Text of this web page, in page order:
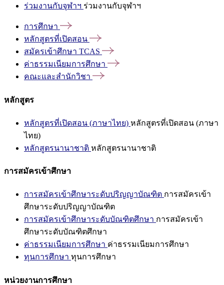
ร่วมงานกับจุฬาฯ ร่วมงานกับจุฬาฯ
การศึกษา
หลักสูตรที่เปิดสอน
สมัครเข้าศึกษา TCAS
ค่าธรรมเนียมการศึกษา
คณะและสำนักวิชา
หลักสูตร
หลักสูตรที่เปิดสอน (ภาษาไทย) หลักสูตรที่เปิดสอน (ภาษา
ไทย)
หลักสูตรนานาชาติ หลักสูตรนานาชาติ
การสมัครเข้าศึกษา
การสมัครเข้าศึกษาระดับปริญญาบัณฑิต การสมัครเข้า
ศึกษาระดับปริญญาบัณฑิต
การสมัครเข้าศึกษาระดับบัณฑิตศึกษา การสมัครเข้า
ศึกษาระดับบัณฑิตศึกษา
ค่าธรรมเนียมการศึกษา ค่าธรรมเนียมการศึกษา
ทุนการศึกษา ทุนการศึกษา
หน่วยงานการศึกษา